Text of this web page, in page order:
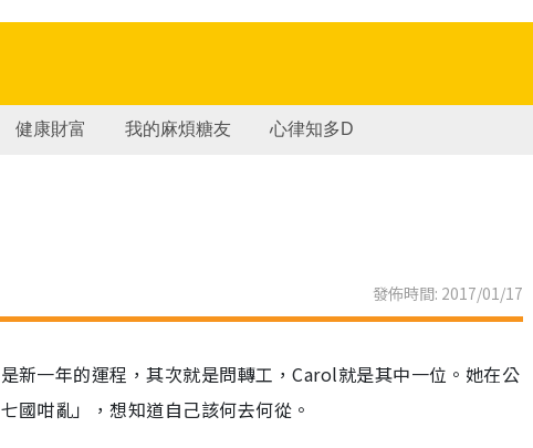
健康財富 我的麻煩糖友 心律知多D
發佈時間: 2017/01/17
新一年的運程，其次就是問轉工，Carol就是其中一位。她在公
國咁亂」，想知道自己該何去何從。